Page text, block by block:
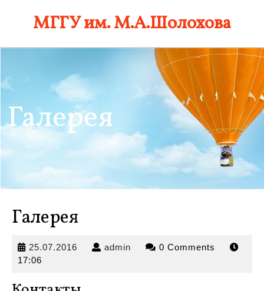
МГГУ им. М.А.Шолохова
Галерея
Галерея
25.07.2016 25.07.2016
admin admin 0 Comments
17:06